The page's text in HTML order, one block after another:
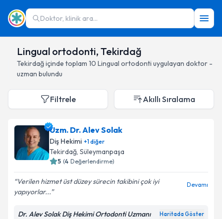
Doktor, klinik ara...
Lingual ortodonti, Tekirdağ
Tekirdağiçinde toplam 10 Lingual ortodonti uygulayan doktor -
uzman bulundu
Filtrele Akıllı Sıralama
Uzm. Dr. Alev Solak
Diş Hekimi +1diğer
Tekirdağ, Süleymanpaşa
5 (4 Değerlendirme)
Verilen hizmet üst düzey sürecin takibini çok iyi
yapıyorlar...
Devamı
Dr. Alev Solak Diş Hekimi Ortodonti Uzmanı Haritada Göster